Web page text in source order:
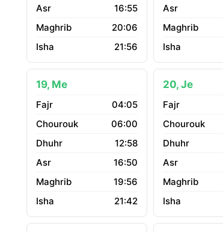
16:55
20:06
21:56
19, Me
04:05
06:00
12:58
16:50
19:56
21:42
20, Je